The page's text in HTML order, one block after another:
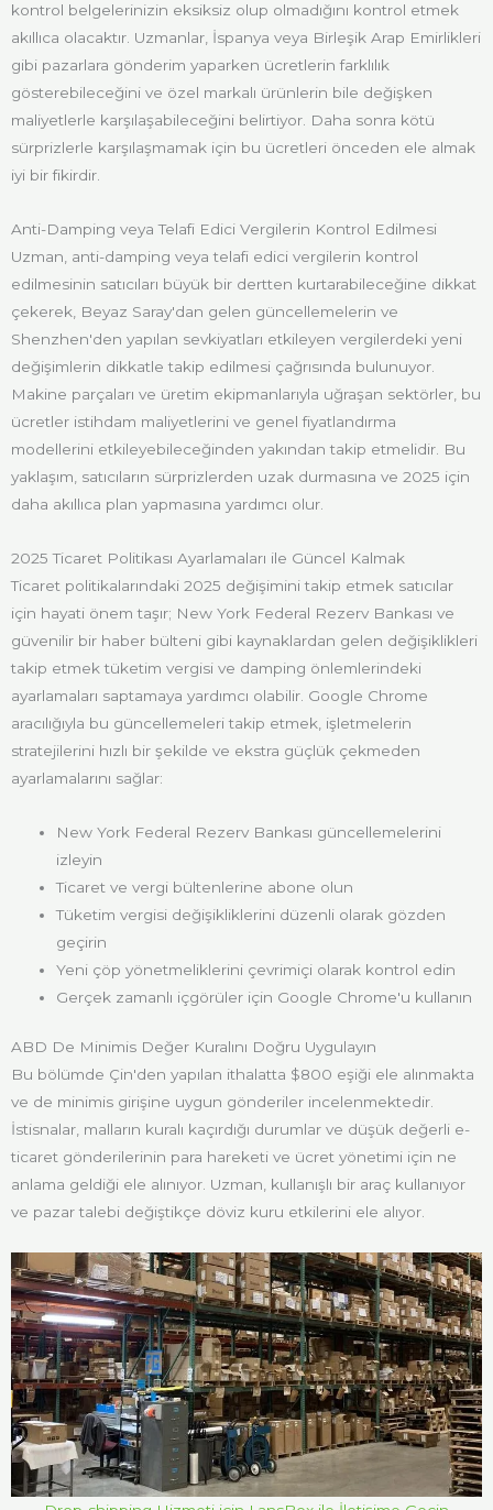
kontrol belgelerinizin eksiksiz olup olmadığını kontrol etmek
akıllıca olacaktır. Uzmanlar, İspanya veya Birleşik Arap Emirlikleri
gibi pazarlara gönderim yaparken ücretlerin farklılık
gösterebileceğini ve özel markalı ürünlerin bile değişken
maliyetlerle karşılaşabileceğini belirtiyor. Daha sonra kötü
sürprizlerle karşılaşmamak için bu ücretleri önceden ele almak
iyi bir fikirdir.
Anti-Damping veya Telafi Edici Vergilerin Kontrol Edilmesi
Uzman, anti-damping veya telafi edici vergilerin kontrol
edilmesinin satıcıları büyük bir dertten kurtarabileceğine dikkat
çekerek, Beyaz Saray'dan gelen güncellemelerin ve
Shenzhen'den yapılan sevkiyatları etkileyen vergilerdeki yeni
değişimlerin dikkatle takip edilmesi çağrısında bulunuyor.
Makine parçaları ve üretim ekipmanlarıyla uğraşan sektörler, bu
ücretler istihdam maliyetlerini ve genel fiyatlandırma
modellerini etkileyebileceğinden yakından takip etmelidir. Bu
yaklaşım, satıcıların sürprizlerden uzak durmasına ve 2025 için
daha akıllıca plan yapmasına yardımcı olur.
2025 Ticaret Politikası Ayarlamaları ile Güncel Kalmak
Ticaret politikalarındaki 2025 değişimini takip etmek satıcılar
için hayati önem taşır; New York Federal Rezerv Bankası ve
güvenilir bir haber bülteni gibi kaynaklardan gelen değişiklikleri
takip etmek tüketim vergisi ve damping önlemlerindeki
ayarlamaları saptamaya yardımcı olabilir. Google Chrome
aracılığıyla bu güncellemeleri takip etmek, işletmelerin
stratejilerini hızlı bir şekilde ve ekstra güçlük çekmeden
ayarlamalarını sağlar:
New York Federal Rezerv Bankası güncellemelerini
izleyin
Ticaret ve vergi bültenlerine abone olun
Tüketim vergisi değişikliklerini düzenli olarak gözden
geçirin
Yeni çöp yönetmeliklerini çevrimiçi olarak kontrol edin
Gerçek zamanlı içgörüler için Google Chrome'u kullanın
ABD De Minimis Değer Kuralını Doğru Uygulayın
Bu bölümde Çin'den yapılan ithalatta $800 eşiği ele alınmakta
ve de minimis girişine uygun gönderiler incelenmektedir.
İstisnalar, malların kuralı kaçırdığı durumlar ve düşük değerli e-
ticaret gönderilerinin para hareketi ve ücret yönetimi için ne
anlama geldiği ele alınıyor. Uzman, kullanışlı bir araç kullanıyor
ve pazar talebi değiştikçe döviz kuru etkilerini ele alıyor.